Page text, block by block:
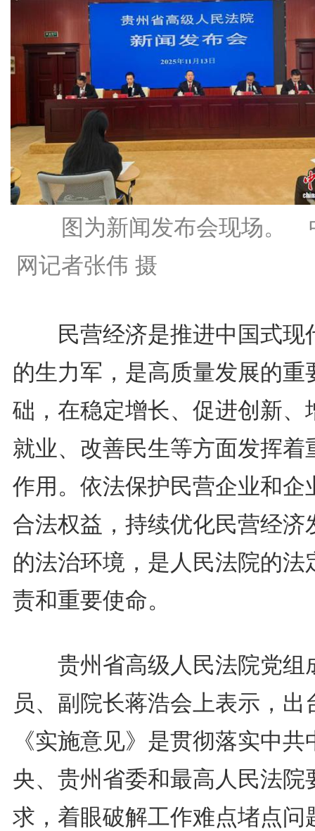
图为新闻发布会现场。
网记者张伟 摄
民营经济是推进中国式现
的生力军，是高质量发展的重
础，在稳定增长、促进创新、
就业、改善民生等方面发挥着
作用。依法保护民营企业和企
合法权益，持续优化民营经济
的法治环境，是人民法院的法
责和重要使命。
贵州省高级人民法院党组
员、副院长蒋浩会上表示，出
《实施意见》是贯彻落实中共
央、贵州省委和最高人民法院
求，着眼破解工作难点堵点问